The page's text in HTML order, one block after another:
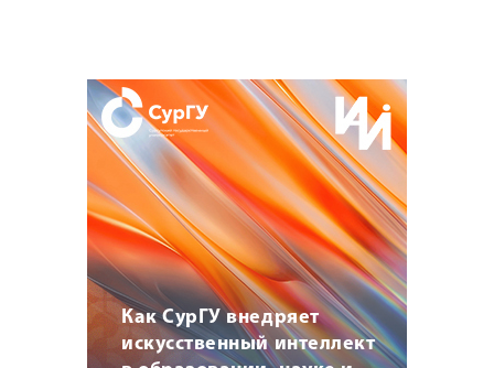
Как СурГУ внедряет
искусственный интеллект